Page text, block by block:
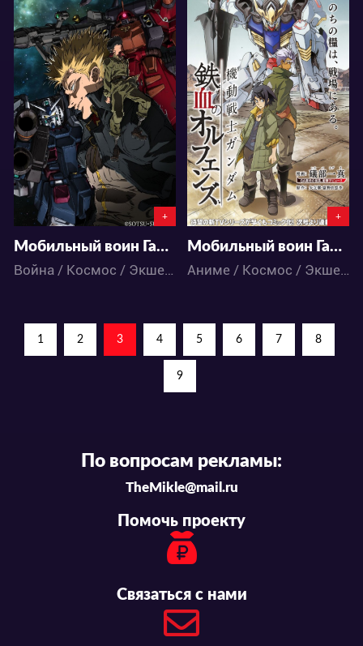
10669
2 6
+
Мобильный воин Гандам: Грозовой сектор
Война / Космос / Экшен / Драма / Меха / Фантастика / Аниме
21452
1 3
+
Мобильный воин Гандам: Железнокровные сироты ТВ-1
Аниме / Космос / Экшен / Драма / Фантастика
1 2 3 4 5 6 7 8
9
По вопросам рекламы:
TheMikle@mail.ru
Помочь проекту
Связаться с нами